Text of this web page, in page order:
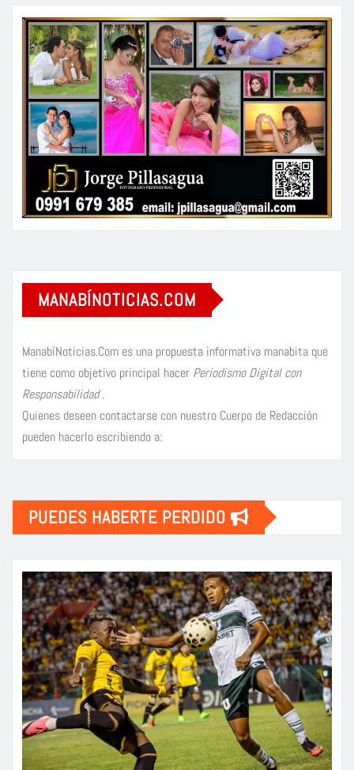
MANABÍNOTICIAS.COM
ManabíNoticias.Com es una propuesta informativa manabita que
tiene como objetivo principal hacer Periodismo Digital con
Responsabilidad.
Quienes deseen contactarse con nuestro Cuerpo de Redacción
pueden hacerlo escribiendo a:
PUEDES HABERTE PERDIDO